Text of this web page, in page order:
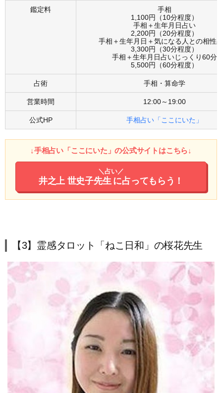
鑑定料
手相
1,100円（10分程度）
手相＋生年月日占い
2,200円（20分程度）
手相＋生年月日＋気になる人との相性
3,300円（30分程度）
手相＋生年月日占いじっくり60分
5,500円（60分程度）
占術 手相・算命学
営業時間 12:00～19:00
公式HP 手相占い「ここにいた」
↓手相占い「ここにいた」の公式サイトはこちら↓
＼占い／
井之上 世史子先生 に占ってもらう！
【3】霊感タロット「ねこ日和」の桜花先生